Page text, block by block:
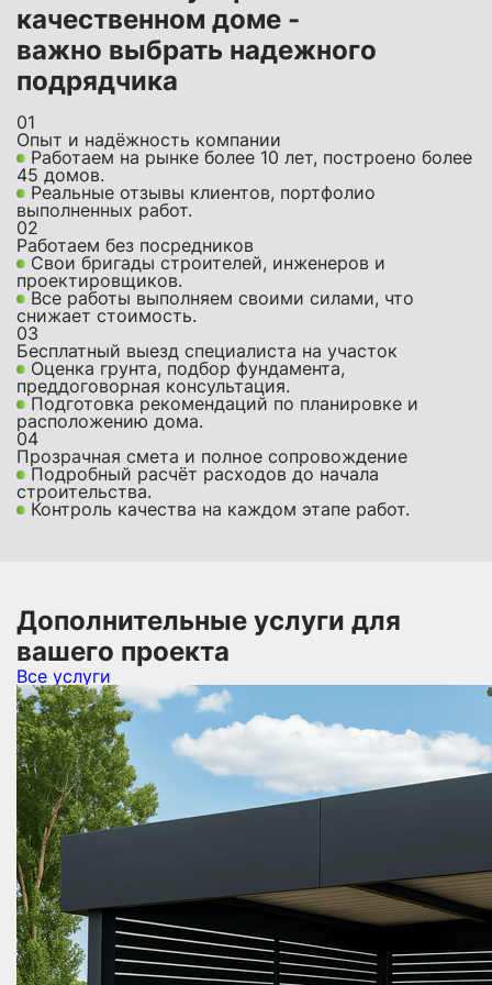
качественном доме -
важно выбрать надежного
подрядчика
01
Опыт и надёжность компании
Работаем на рынке более 10 лет, построено более
45 домов.
Реальные отзывы клиентов, портфолио
выполненных работ.
02
Работаем без посредников
Свои бригады строителей, инженеров и
проектировщиков.
Все работы выполняем своими силами, что
снижает стоимость.
03
Бесплатный выезд специалиста на участок
Оценка грунта, подбор фундамента,
преддоговорная консультация.
Подготовка рекомендаций по планировке и
расположению дома.
04
Прозрачная смета и полное сопровождение
Подробный расчёт расходов до начала
строительства.
Контроль качества на каждом этапе работ.
Дополнительные услуги для
вашего проекта
Все услуги